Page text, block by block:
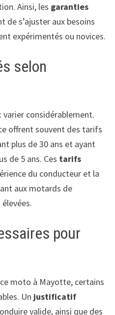
Ainsi, les garanties
s’ajuster aux besoins
expérimentés ou novices.
selon
varier considérablement.
offrent souvent des tarifs
plus de 30 ans et ayant
de 5 ans. Ces tarifs
du conducteur et la
aux motards de
pour
moto à Mayotte, certains
Un justificatif
valide, ainsi que des